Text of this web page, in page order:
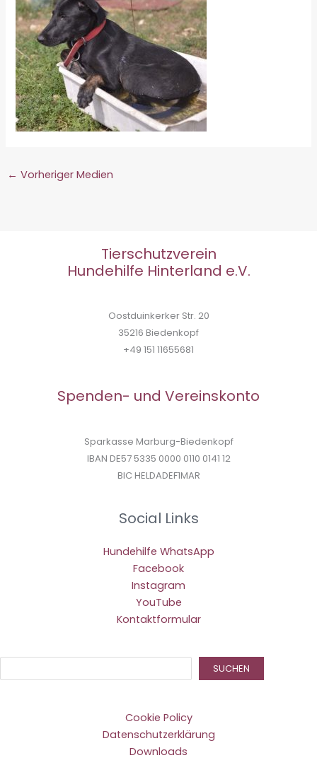
← Vorheriger Medien
Tierschutzverein
Hundehilfe Hinterland e.V.
Oostduinkerker Str. 20
35216 Biedenkopf
+49 151 11655681
Spenden- und Vereinskonto
Sparkasse Marburg-Biedenkopf
IBAN DE57 5335 0000 0110 0141 12
BIC HELDADEF1MAR
Social Links
Hundehilfe WhatsApp
Facebook
Instagram
YouTube
Kontaktformular
SUCHEN
Cookie Policy
Datenschutzerklärung
Downloads